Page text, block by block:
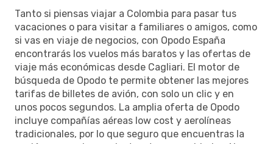
Tanto si piensas viajar a Colombia para pasar tus
vacaciones o para visitar a familiares o amigos, como
si vas en viaje de negocios, con Opodo España
encontrarás los vuelos más baratos y las ofertas de
viaje más económicas desde Cagliari. El motor de
búsqueda de Opodo te permite obtener las mejores
tarifas de billetes de avión, con solo un clic y en
unos pocos segundos. La amplia oferta de Opodo
incluye compañías aéreas low cost y aerolíneas
tradicionales, por lo que seguro que encuentras la